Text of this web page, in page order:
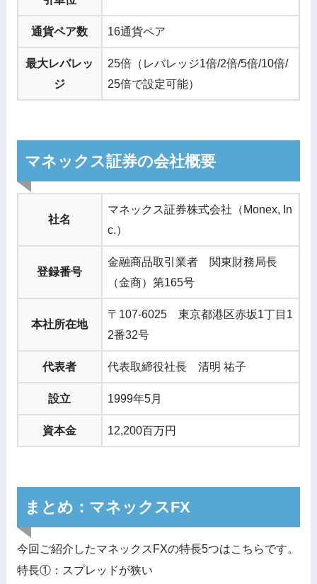
通貨ペア数 16通貨ペア
最大レバレッ
ジ
25倍（レバレッジ1倍/2倍/5倍/10倍/
25倍で設定可能）
マネックス証券の会社概要
社名
マネックス証券株式会社（Monex, In
c.）
登録番号
金融商品取引業者 関東財務局長
（金商）第165号
本社所在地
〒107-6025 東京都港区赤坂1丁目1
2番32号
代表者 代表取締役社長 清明 祐子
設立 1999年5月
資本金 12,200百万円
まとめ：マネックスFX
今回ご紹介したマネックスFXの特長5つはこちらです。
特長①：スプレッドが狭い